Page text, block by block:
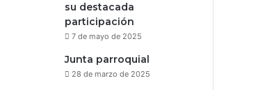
su destacada
participación
7 de mayo de 2025
Junta parroquial
28 de marzo de 2025